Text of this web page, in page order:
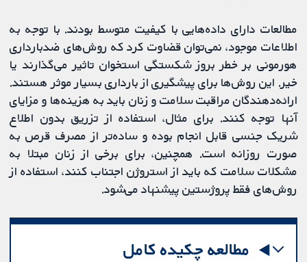
مطالعات دارای داده‌هایی با کیفیت متوسط ​​بودند. با توجه به
اطلاعات موجود، نمی‌توان قضاوت کرد که روش‌های ضدبارداری
هورمونی بر خطر بروز شکستگی استخوان تاثیر می‌گذارند یا
خیر. این روش‌ها برای پیشگیری از بارداری بسیار موثر هستند.
ارائه‌دهندگان مراقبت سلامت و زنان باید به هزینه‌ها و مزایای
آنها توجه کنند. برای مثال، استفاده از تزریق بدون اطلاع
شریک جنسی قابل انجام بوده و ساده‌تر از مصرف قرص به‌
صورت روزانه است. همچنین، برای برخی از زنان مبتلا به
مشکلات سلامت که باید از استروژن اجتناب کنند، استفاده از
روش‌های فقط پروژستین پیشنهاد می‌شود.
مطالعه چکیده کامل